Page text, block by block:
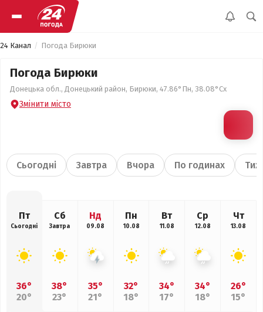
24 Канал Погода Бирюки
Погода Бирюки
Донецька обл., Донецький район, Бирюки, 47.86°Пн, 38.08°Сх
Змінити місто
Сьогодні Завтра Вчора По годинах
Пт
Сьогодні
36°
20°
Сб
Завтра
38°
23°
Нд
09.08
35°
21°
Пн
10.08
32°
18°
Вт
11.08
34°
17°
Ср
12.08
34°
18°
Чт
13.08
26°
15°